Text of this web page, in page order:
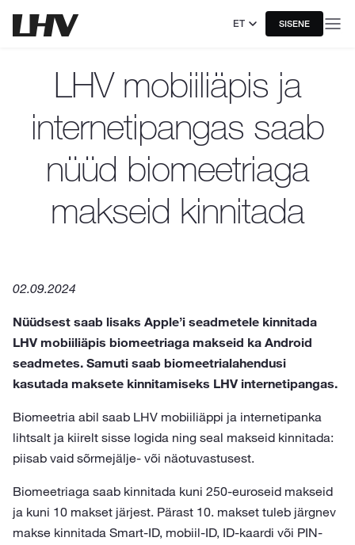
ET SISENE
LHV mobiiliäpis ja
internetipangas saab
nüüd biomeetriaga
makseid kinnitada
02.09.2024
Nüüdsest saab lisaks Apple’i seadmetele kinnitada
LHV mobiiliäpis biomeetriaga makseid ka Android
seadmetes. Samuti saab biomeetrialahendusi
kasutada maksete kinnitamiseks LHV internetipangas.
Biomeetria abil saab LHV mobiiliäppi ja internetipanka
lihtsalt ja kiirelt sisse logida ning seal makseid kinnitada:
piisab vaid sõrmejälje- või näotuvastusest.
Biomeetriaga saab kinnitada kuni 250-euroseid makseid
ja kuni 10 makset järjest. Pärast 10. makset tuleb järgnev
makse kinnitada Smart-ID, mobiil-ID, ID-kaardi või PIN-